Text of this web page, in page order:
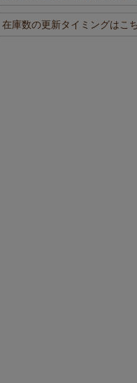
在庫数の更新タイミングはこ